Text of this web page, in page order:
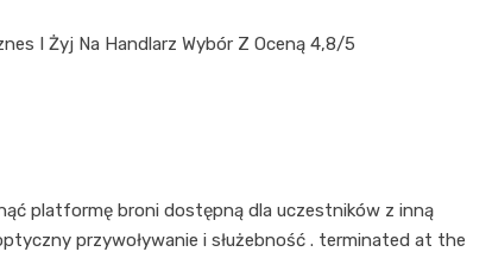
I Żyj Na Handlarz Wybór Z Oceną 4,8/5
platformę broni dostępną dla uczestników z inną
przywoływanie i służebność . terminated at the